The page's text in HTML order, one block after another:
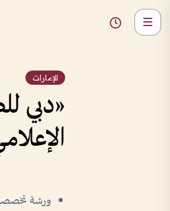
الإمارات
«دبي
ورشة